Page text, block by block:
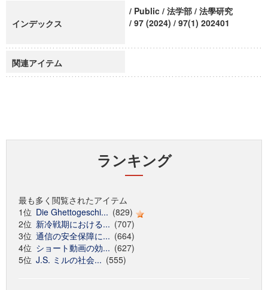
インデックス
/ Public / 法学部 / 法學研究
/ 97 (2024) / 97(1) 202401
関連アイテム
ランキング
最も多く閲覧されたアイテム
1位 Die Ghettogeschi... (829)
2位 新冷戦期における... (707)
3位 通信の安全保障に... (664)
4位 ショート動画の効... (627)
5位 J.S. ミルの社会... (555)